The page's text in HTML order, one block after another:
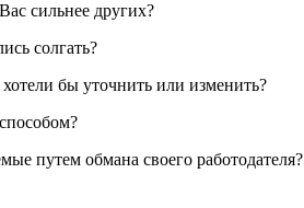
сильнее других?
солгать?
бы уточнить или изменить?
путем обмана своего работодателя?